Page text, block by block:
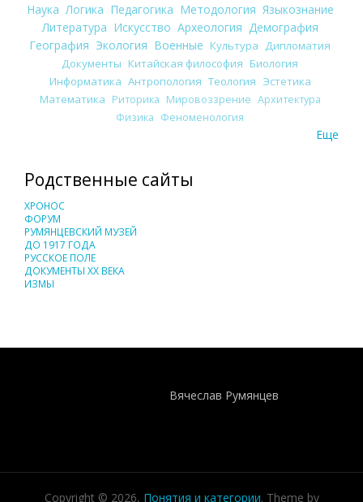
Наука Логика Педагогика Методология Языкознание
Литература Искусство Археология Демография
География Экология Военные Культура
Дипломатия
Документы Китайская философия Биология
Информатика Антропология Теология Эстетика
Математика Риторика Мировоззрение Архитектура
Физика Феноменология
Еще
Родственные сайты
ХРОНОС
ФОРУМ
РУМЯНЦЕВСКИЙ МУЗЕЙ
ДО 1917 ГОДА
РУССКОЕ ПОЛЕ
ДОКУМЕНТЫ XX ВЕКА
ИЗМЫ
Вячеслав Румянцев
Copyright © 2026, Понятия и категории. Theme by